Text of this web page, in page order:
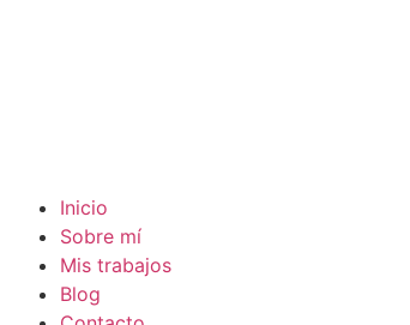
Inicio
Sobre mí
Mis trabajos
Blog